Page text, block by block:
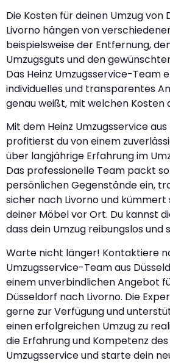
Die Kosten für deinen Umzug von
Livorno hängen von
beispielsweise der Entfernung,
Umzugsguts und den
Das Heinz Umzugsservice-Team
individuelles und transparentes
genau weißt, mit welchen Kosten
Mit dem Heinz Umzugsservice
profitierst du von einem
über langjährige Erfahrung im
Das professionelle Team packt
persönlichen Gegenstände ein,
sicher nach Livorno und kümmert
deiner Möbel vor Ort. Du kannst
dass dein Umzug reibungslos
Warte nicht länger! Kontaktiere
Umzugsservice-Team aus
einem unverbindlichen Angebot
Düsseldorf nach Livorno. Die
gerne zur Verfügung und
einen erfolgreichen Umzug zu
die Erfahrung und Kompetenz des
Umzugsservice und starte dein